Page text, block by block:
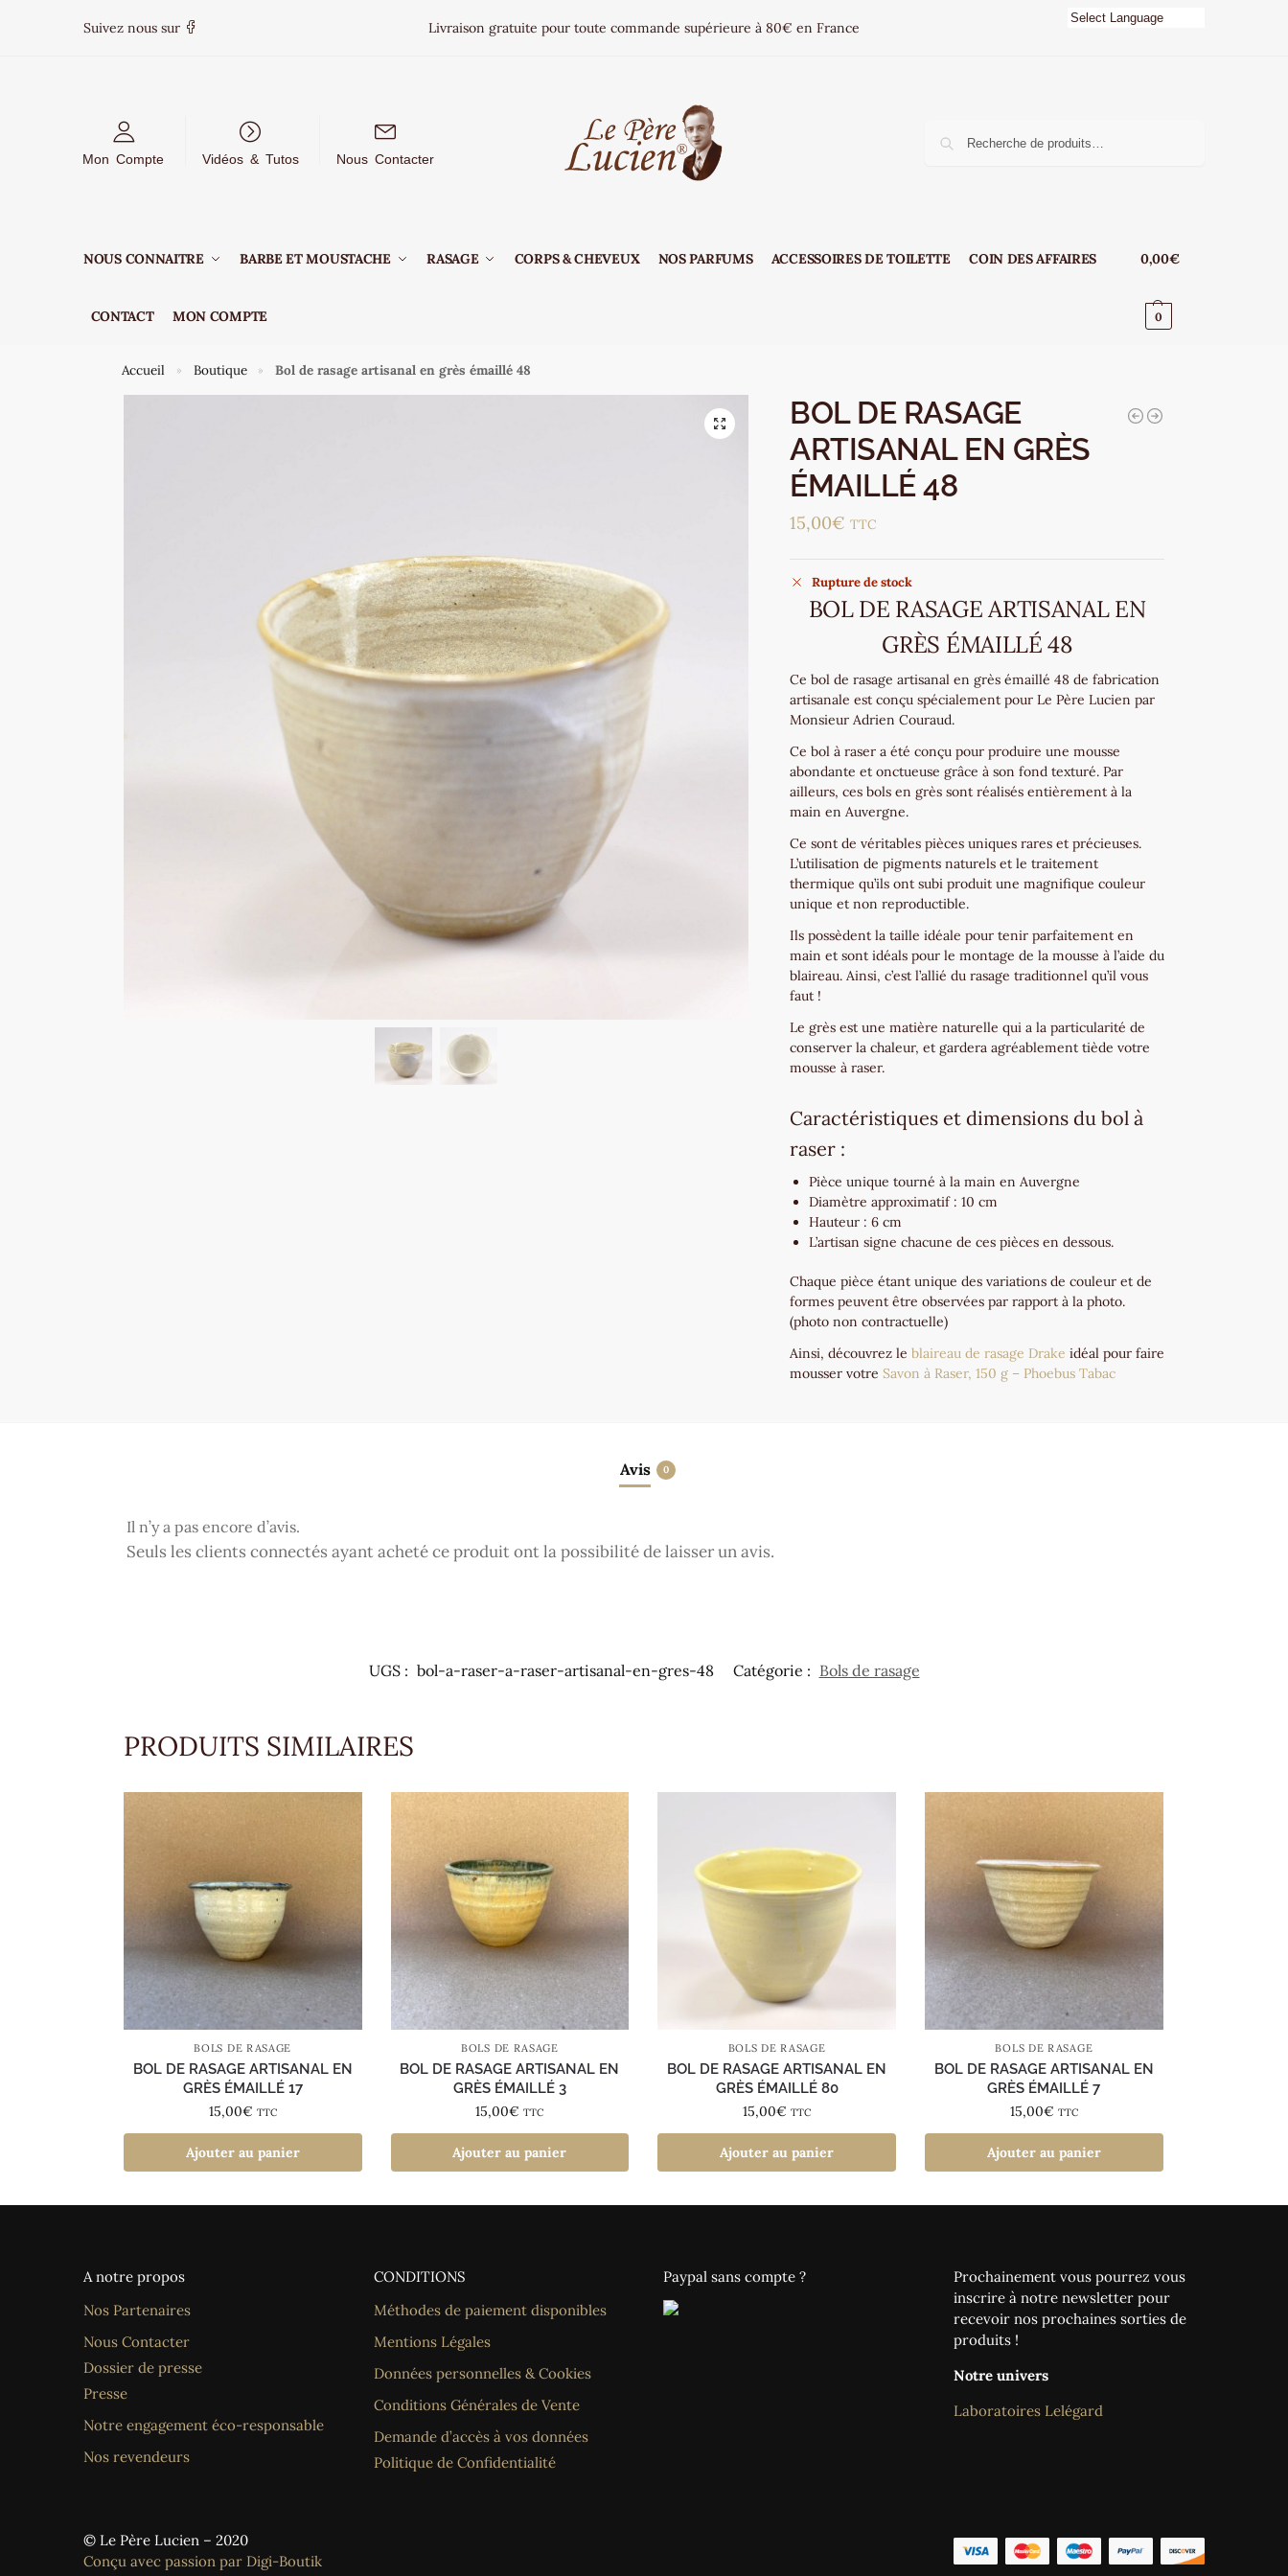
Suivez nous sur Livraison gratuite pour toute commande supérieure à 80€ en France
Mon Compte Vidéos & Tutos Nous Contacter
NOUS CONNAITRE BARBE ET MOUSTACHE RASAGE CORPS & CHEVEUX NOS PARFUMS ACCESSOIRES DE TOILETTE COIN DES AFFAIRES
CONTACT MON COMPTE
0,00€
0
Accueil » Boutique » Bol de rasage artisanal en grès émaillé 48
BOL DE RASAGE
ARTISANAL EN GRÈS
ÉMAILLÉ 48
15,00€ TTC
Rupture de stock
BOL DE RASAGE ARTISANAL EN
GRÈS ÉMAILLÉ 48
Ce bol de rasage artisanal en grès émaillé 48 de fabrication
artisanale est conçu spécialement pour Le Père Lucien par
Monsieur Adrien Couraud.
Ce bol à raser a été conçu pour produire une mousse
abondante et onctueuse grâce à son fond texturé. Par
ailleurs, ces bols en grès sont réalisés entièrement à la
main en Auvergne.
Ce sont de véritables pièces uniques rares et précieuses.
L’utilisation de pigments naturels et le traitement
thermique qu’ils ont subi produit une magnifique couleur
unique et non reproductible.
Ils possèdent la taille idéale pour tenir parfaitement en
main et sont idéals pour le montage de la mousse à l’aide du
blaireau. Ainsi, c’est l’allié du rasage traditionnel qu’il vous
faut !
Le grès est une matière naturelle qui a la particularité de
conserver la chaleur, et gardera agréablement tiède votre
mousse à raser.
Caractéristiques et dimensions du bol à
raser :
Pièce unique tourné à la main en Auvergne
Diamètre approximatif : 10 cm
Hauteur : 6 cm
L’artisan signe chacune de ces pièces en dessous.
Chaque pièce étant unique des variations de couleur et de
formes peuvent être observées par rapport à la photo.
(photo non contractuelle)
Ainsi, découvrez leblaireau de rasage Drake idéal pour faire
mousser votre Savon à Raser, 150 g – Phoebus Tabac
Avis 0
Il n’y a pas encore d’avis.
Seuls les clients connectés ayant acheté ce produit ont la possibilité de laisser un avis.
UGS : bol-a-raser-a-raser-artisanal-en-gres-48 Catégorie : Bols de rasage
PRODUITS SIMILAIRES
BOLS DE RASAGE
BOL DE RASAGE ARTISANAL EN
GRÈS ÉMAILLÉ 17
15,00€ TTC
Ajouter au panier
BOLS DE RASAGE
BOL DE RASAGE ARTISANAL EN
GRÈS ÉMAILLÉ 3
15,00€ TTC
Ajouter au panier
BOLS DE RASAGE
BOL DE RASAGE ARTISANAL EN
GRÈS ÉMAILLÉ 80
15,00€ TTC
Ajouter au panier
BOLS DE RASAGE
BOL DE RASAGE ARTISANAL EN
GRÈS ÉMAILLÉ 7
15,00€ TTC
Ajouter au panier
A notre propos
Nos Partenaires
Nous Contacter
Dossier de presse
Presse
Notre engagement éco-responsable
Nos revendeurs
CONDITIONS
Méthodes de paiement disponibles
Mentions Légales
Données personnelles & Cookies
Conditions Générales de Vente
Demande d’accès à vos données
Politique de Confidentialité
Paypal sans compte ?
Prochainement vous pourrez vous
inscrire à notre newsletter pour
recevoir nos prochaines sorties de
produits !
Notre univers
Laboratoires Lelégard
© Le Père Lucien – 2020
Conçu avec passion par Digi-Boutik